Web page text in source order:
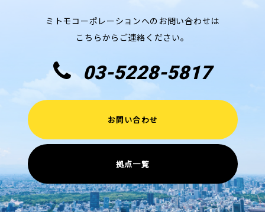
ミトモコーポレーションへのお問い合わせは
こちらからご連絡ください。
03-5228-5817
お問い合わせ
拠点一覧